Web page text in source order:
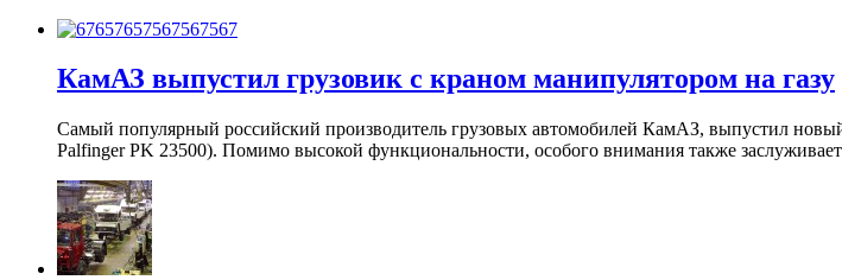
КамАЗ выпустил грузовик с краном манипулятором на газу
Самый популярный российский производитель грузовых автомобилей КамАЗ, выпустил
Palfinger PK 23500). Помимо высокой функциональности, особого внимания также